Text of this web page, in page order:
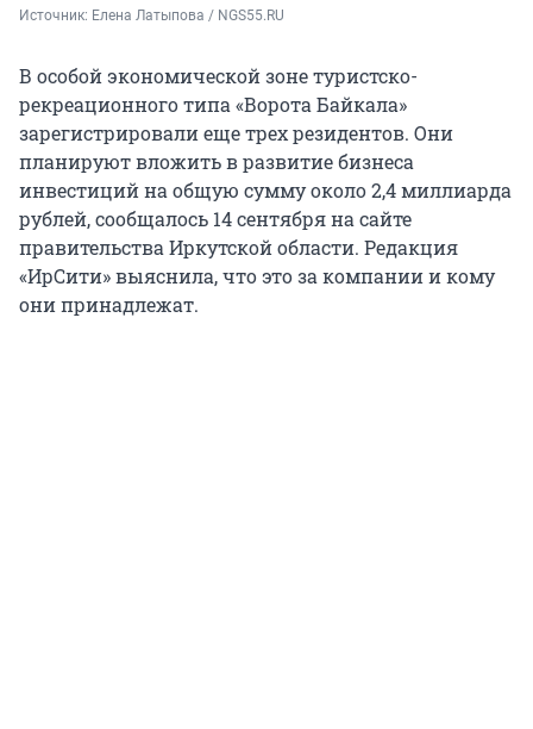
Источник: Елена Латыпова / NGS55.RU
В особой экономической зоне туристско-
рекреационного типа «Ворота Байкала»
зарегистрировали еще трех резидентов. Они
планируют вложить в развитие бизнеса
инвестиций на общую сумму около 2,4 миллиарда
рублей, сообщалось 14 сентября на сайте
правительства Иркутской области. Редакция
«ИрСити» выяснила, что это за компании и кому
они принадлежат.